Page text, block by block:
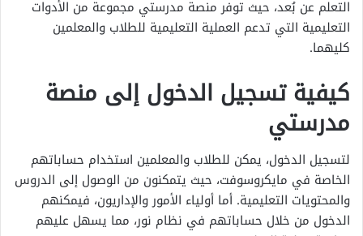
التعلم عن بُعد، حيث توفر منصة مدرستي مجموعة من الأدوات
التعليمية التي تدعم العملية التعليمية للطلاب والمعلمين
كليهما.
كيفية تسجيل الدخول إلى منصة
مدرستي
لتسجيل الدخول، يمكن للطلاب والمعلمين استخدام حساباتهم
الخاصة في مايكروسوفت، حيث يتمكنون من الوصول إلى الدروس
والمحتويات التعليمية. أما أولياء الأمور والإداريون، فيمكنهم
الدخول من خلال حساباتهم في نظام نور، مما يسهل عليهم